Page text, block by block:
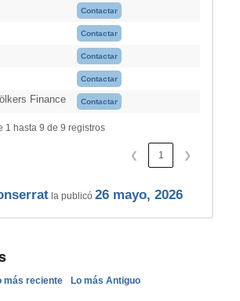
Contactar
Contactar
Contactar
Contactar
Finance Contactar
1 hasta 9 de 9 registros
❮ 1 ❯
la publicó 26 mayo, 2026
más reciente Lo más Antiguo